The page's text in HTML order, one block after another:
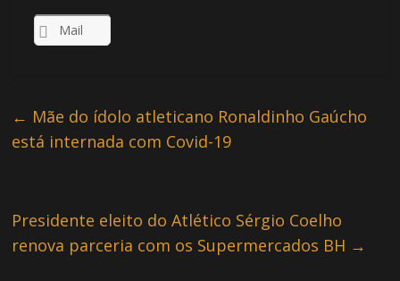
Mail
← Mãe do ídolo atleticano Ronaldinho Gaúcho
está internada com Covid-19
Presidente eleito do Atlético Sérgio Coelho
renova parceria com os Supermercados BH →